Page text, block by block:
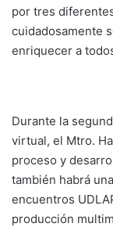
por tres
cuidadosamente
enriquecer a
Durante la
virtual, el Mtro.
proceso y
también habrá
encuentros
producción